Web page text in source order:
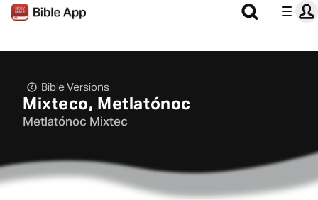
Bible Versions
Mixteco, Metlatónoc
Metlatónoc Mixtec